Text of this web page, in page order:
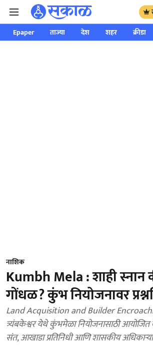
Epaper ताज्या देश शहर क्रीडा
नाशिक
Kumbh Mela : शाही स्नान
गोंधळ? कुंभ नियोजनावर
Land Acquisition and Builder
त्र्यंबकेश्वर येथे कुंभमेळा नियोजनासाठी
संत, आखाडा प्रतिनिधी आणि शासकीय